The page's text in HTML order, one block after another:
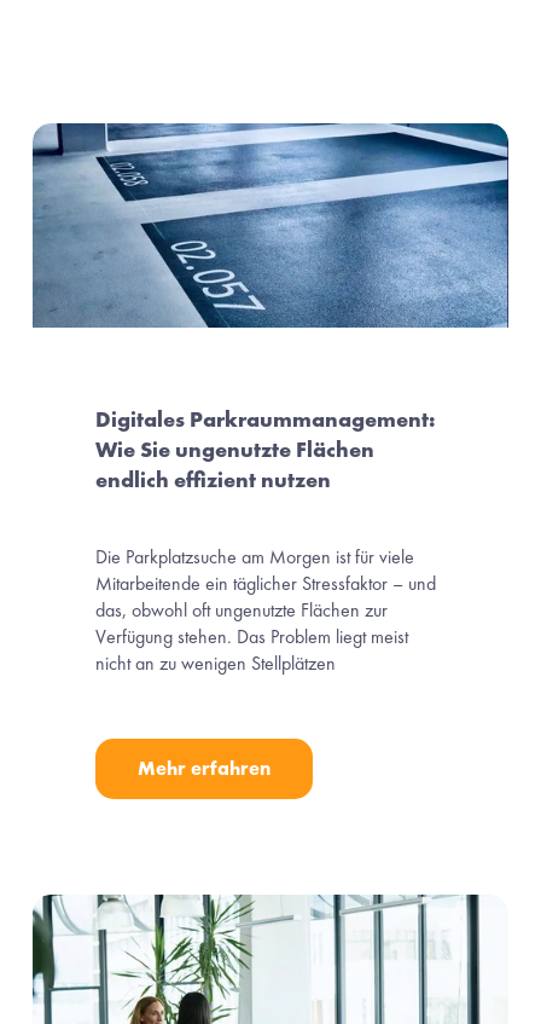
Digitales Parkraummanagement:
Wie Sie ungenutzte Flächen
endlich effizient nutzen
Die Parkplatzsuche am Morgen ist für viele
Mitarbeitende ein täglicher Stressfaktor – und
das, obwohl oft ungenutzte Flächen zur
Verfügung stehen. Das Problem liegt meist
nicht an zu wenigen Stellplätzen
Mehr erfahren